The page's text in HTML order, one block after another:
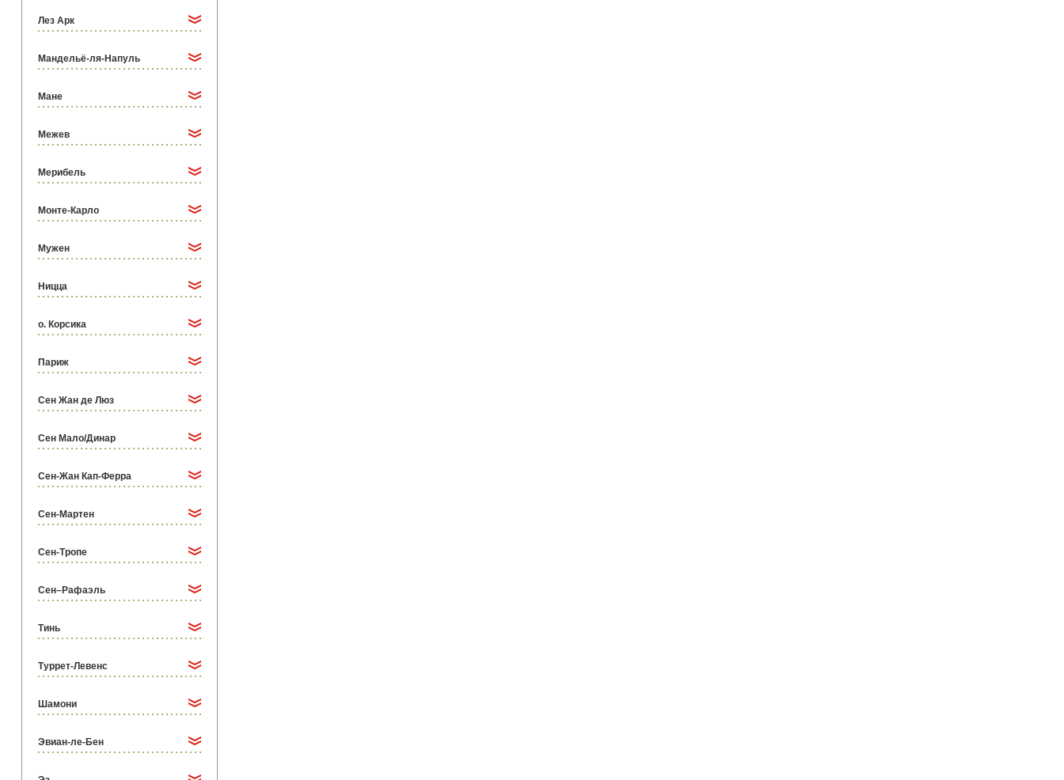
Лез Арк
Мандельё-ля-Напуль
Мане
Межев
Мерибель
Монте-Карло
Мужен
Ницца
о. Корсика
Париж
Сен Жан де Люз
Сен Мало/Динар
Сен-Жан Кап-Ферра
Сен-Мартен
Сен-Тропе
Сен–Рафаэль
Тинь
Туррет-Левенс
Шамони
Эвиан-ле-Бен